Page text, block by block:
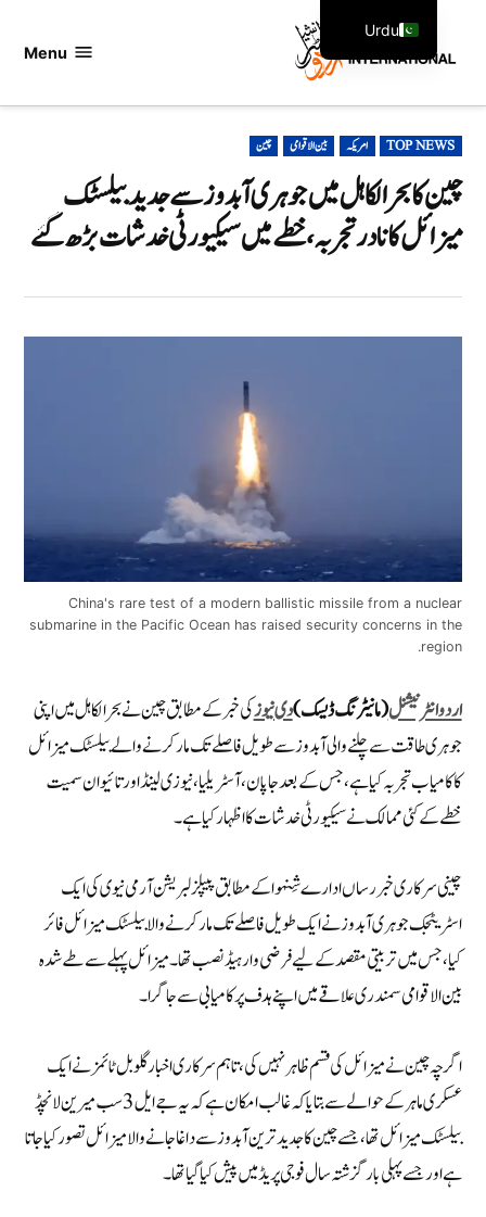
Menu
POSTED
IN
TOP NEWS امریکہ بین الاقوامی چین
چین کا بحرالکاہل میں جوہری آبدوز سے جدید بیلسٹک
میزائل کا نادر تجربہ، خطے میں سیکیورٹی خدشات بڑھ گئے
China's rare test of a modern ballistic missile from a nuclear
submarine in the Pacific Ocean has raised security concerns in the
region.
اردو انٹرنیشنل(مانیٹرنگ ڈیسک)دی نیوزکی خبر کے مطابق چین نے بحرالکاہل میں اپنی
جوہری طاقت سے چلنے والی آبدوز سے طویل فاصلے تک مار کرنے والے بیلسٹک میزائل
کا کامیاب تجربہ کیا ہے، جس کے بعد جاپان، آسٹریلیا، نیوزی لینڈ اور تائیوان سمیت
خطے کے کئی ممالک نے سیکیورٹی خدشات کا اظہار کیا ہے۔
چینی سرکاری خبر رساں ادارے شِنہوا کے مطابق پیپلز لبریشن آرمی نیوی کی ایک
اسٹریٹجک جوہری آبدوز نے ایک طویل فاصلے تک مار کرنے والا بیلسٹک میزائل فائر
کیا، جس میں تربیتی مقصد کے لیے فرضی وار ہیڈ نصب تھا۔ میزائل پہلے سے طے شدہ
بین الاقوامی سمندری علاقے میں اپنے ہدف پر کامیابی سے جا گرا۔
اگرچہ چین نے میزائل کی قسم ظاہر نہیں کی، تاہم سرکاری اخبار گلوبل ٹائمز نے ایک
عسکری ماہر کے حوالے سے بتایا کہ غالب امکان ہے کہ یہ جے ایل 3 سب میرین لانچڈ
بیلسٹک میزائل تھا، جسے چین کا جدید ترین آبدوز سے داغا جانے والا میزائل تصور کیا جاتا
ہے اور جسے پہلی بار گزشتہ سال فوجی پریڈ میں پیش کیا گیا تھا۔
Urdu
English